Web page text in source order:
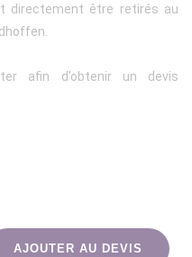
directement être retirés au
afin d’obtenir un devis
AJOUTER AU DEVIS